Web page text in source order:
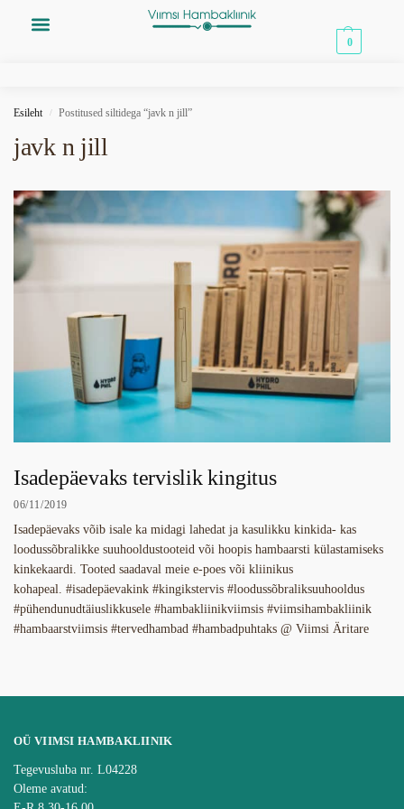
0
Esileht / Postitused siltidega “javk n jill”
javk n jill
Isadepäevaks tervislik kingitus
06/11/2019
Isadepäevaks võib isale ka midagi lahedat ja kasulikku kinkida- kas
loodussõbralikke suuhooldustooteid või hoopis hambaarsti külastamiseks
kinkekaardi. Tooted saadaval meie e-poes või kliinikus
kohapeal. #isadepäevakink #kingikstervis #loodussõbraliksuuhooldus
#pühendunudtäiuslikkusele #hambakliinikviimsis #viimsihambakliinik
#hambaarstviimsis #tervedhambad #hambadpuhtaks @ Viimsi Äritare
OÜ VIIMSI HAMBAKLIINIK
Tegevusluba nr. L04228
Oleme avatud: